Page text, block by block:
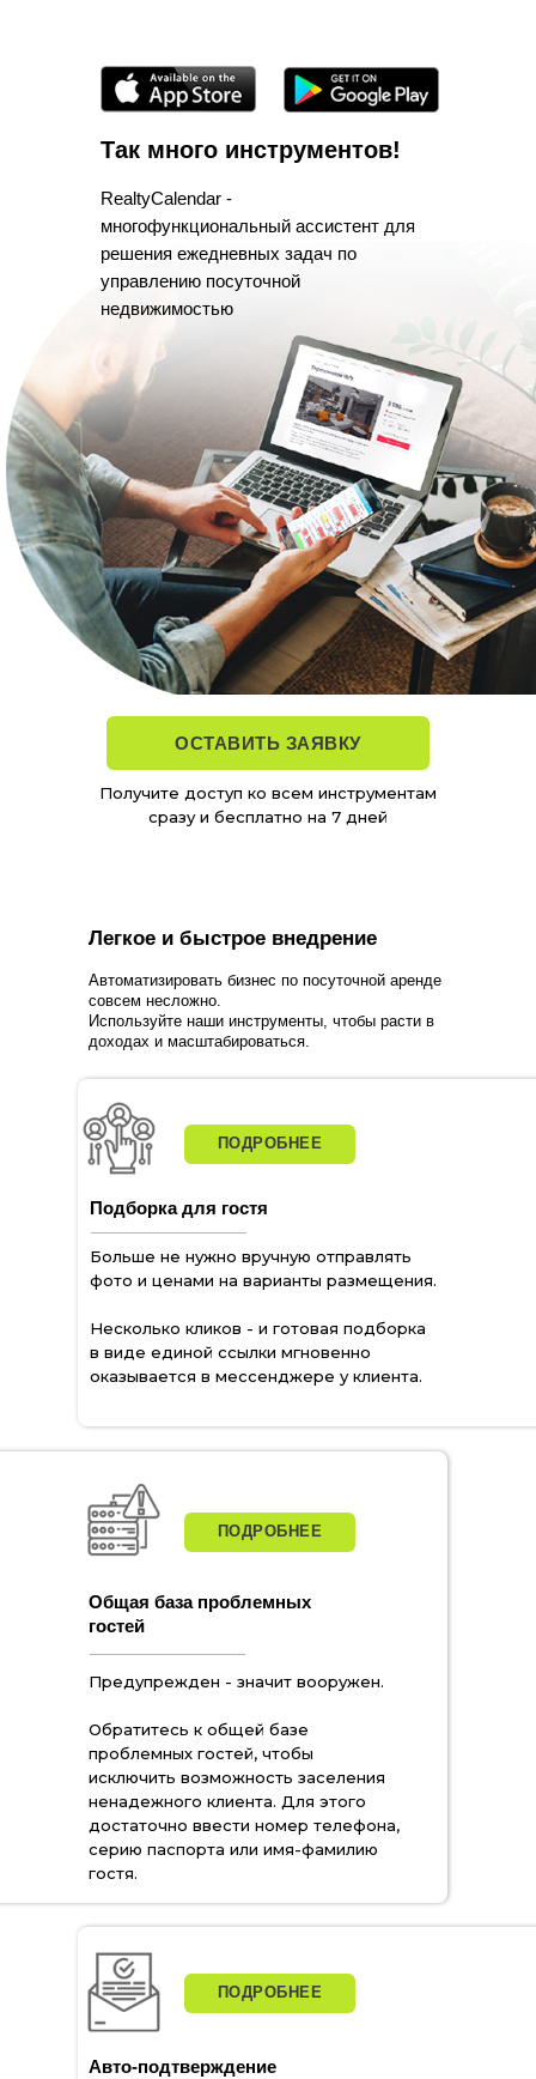
RealtyCalendar -
многофункциональный ассистент для
решения ежедневных задач по
управлению посуточной
недвижимостью
ОСТАВИТЬ ЗАЯВКУ
Так много инструментов!
Получите доступ ко всем инструментам
сразу и бесплатно на 7 дней
Легкое и быстрое внедрение
Подборка для гостя
Больше не нужно вручную отправлять
фото и ценами на варианты размещения.
Несколько кликов - и готовая подборка
в виде единой ссылки мгновенно
оказывается в мессенджере у клиента.
Авто-подтверждение
Общая база проблемных
гостей
Предупрежден - значит вооружен.
Обратитесь к общей базе
проблемных гостей, чтобы
исключить возможность заселения
ненадежного клиента. Для этого
достаточно ввести номер телефона,
серию паспорта или имя-фамилию
гостя.
Автоматизировать бизнес по посуточной аренде
совсем несложно.
Используйте наши инструменты, чтобы расти в
доходах и масштабироваться.
ПОДРОБНЕЕ
ПОДРОБНЕЕ
ПОДРОБНЕЕ